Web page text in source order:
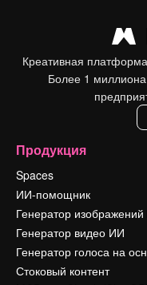
Креативная
Более 1 миллиона
Продукция
Spaces
ИИ-помощник
Генератор
Генератор видео ИИ
Генератор голоса на
Стоковый контент